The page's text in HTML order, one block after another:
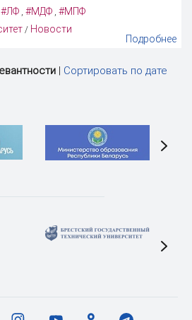
#ЛФ , #МДФ , #МПФ
/ Новости
Подробнее
| Сортировать по дате